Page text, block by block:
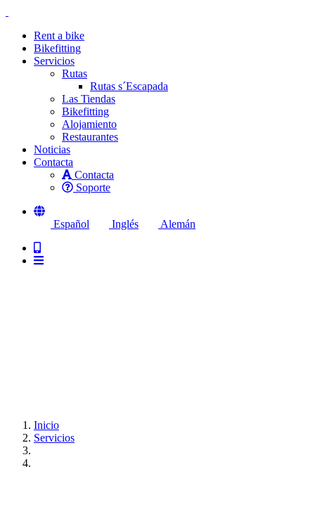
Rent a bike
Bikefitting
Servicios
Rutas
Rutas s´Escapada
Las Tiendas
Bikefitting
Alojamiento
Restaurantes
Noticias
Contacta
Contacta
Soporte
Español Inglés Alemán
Inicio
Servicios